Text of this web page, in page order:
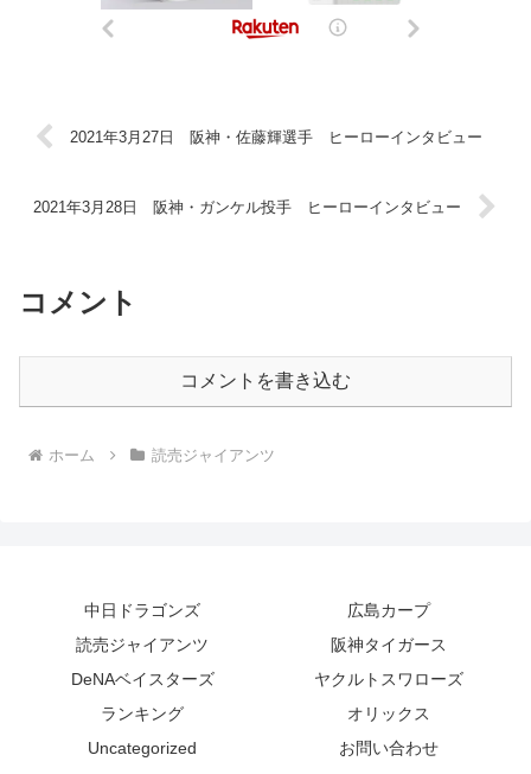
2021年3月27日 阪神・佐藤輝選手 ヒーローインタビュー
2021年3月28日 阪神・ガンケル投手 ヒーローインタビュー
コメント
コメントを書き込む
ホーム 読売ジャイアンツ
中日ドラゴンズ
広島カープ
読売ジャイアンツ
阪神タイガース
DeNAベイスターズ
ヤクルトスワローズ
ランキング
オリックス
Uncategorized
お問い合わせ